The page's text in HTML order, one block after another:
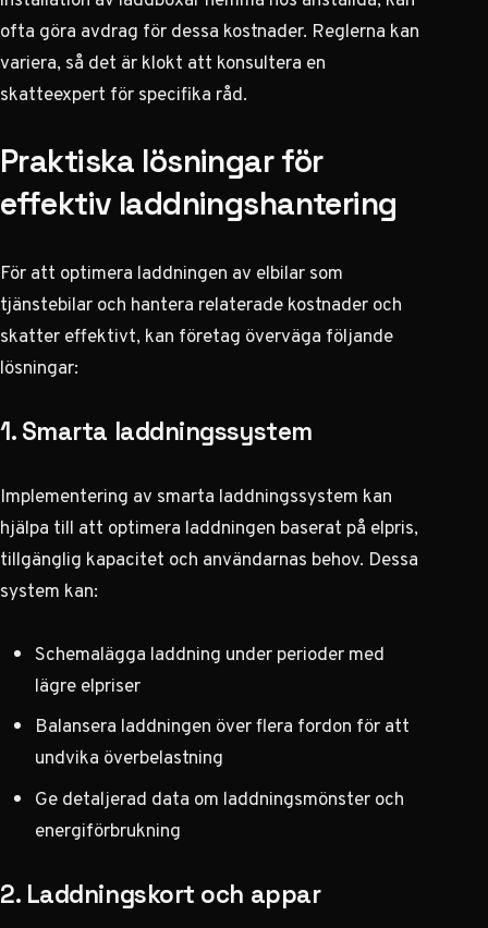
ofta göra avdrag för dessa kostnader. Reglerna kan
variera, så det är klokt att konsultera en
skatteexpert för specifika råd.
Praktiska lösningar för
effektiv laddningshantering
För att optimera laddningen av elbilar som
tjänstebilar och hantera relaterade kostnader och
skatter effektivt, kan företag överväga följande
lösningar:
1. Smarta laddningssystem
Implementering av smarta laddningssystem kan
hjälpa till att optimera laddningen baserat på elpris,
tillgänglig kapacitet och användarnas behov. Dessa
system kan:
Schemalägga laddning under perioder med
lägre elpriser
Balansera laddningen över flera fordon för att
undvika överbelastning
Ge detaljerad data om laddningsmönster och
energiförbrukning
2. Laddningskort och appar